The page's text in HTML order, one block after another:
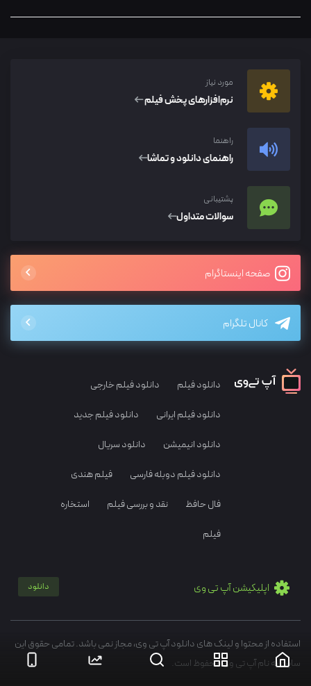
مورد نیاز
نرم‌افزار‌های پخش فیلم
راهنما
راهنمای دانلود و تماشا
پشتیبانی
سوالات متداول
صفحه اینستاگرام
کانال تلگرام
دانلود فیلم دانلود فیلم خارجی
دانلود فیلم ایرانی دانلود فیلم جدید
دانلود انیمیشن دانلود سریال
دانلود فیلم دوبله فارسی فیلم هندی
فال حافظ نقد و بررسی فیلم استخاره
فیلم
اپلیکیشن آپ تی وی دانلود
استفاده از محتوا و لینک های دانلود آپ تی وی، مجاز نمی باشد. تمامی حقوق این
سایت به نام آپ تی وی محفوظ است.